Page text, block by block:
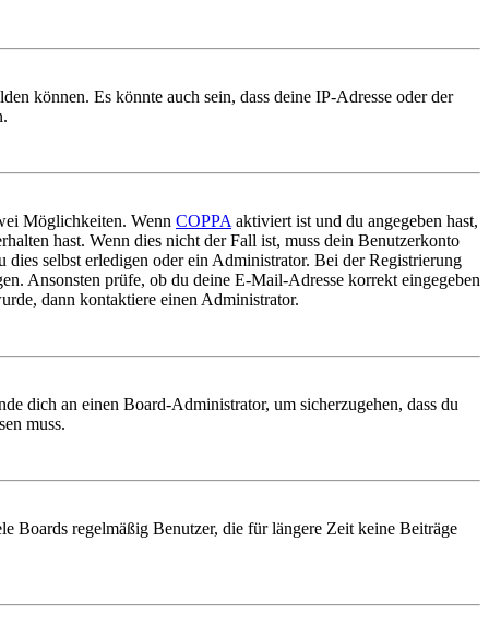
können. Es könnte auch sein, dass deine IP-Adresse oder der
Möglichkeiten. Wenn COPPA aktiviert ist und du angegeben hast,
hast. Wenn dies nicht der Fall ist, muss dein Benutzerkonto
selbst erledigen oder ein Administrator. Bei der Registrierung
Ansonsten prüfe, ob du deine E-Mail-Adresse korrekt eingegeben
dann kontaktiere einen Administrator.
dich an einen Board-Administrator, um sicherzugehen, dass du
muss.
Boards regelmäßig Benutzer, die für längere Zeit keine Beiträge